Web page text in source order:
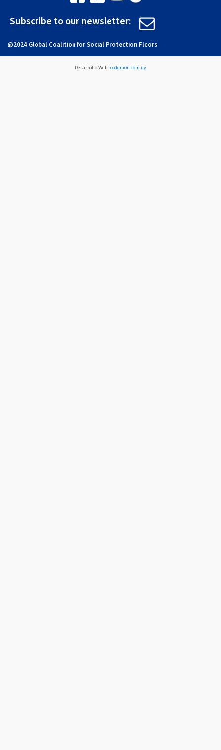
Subscribe to our newsletter:
@2024 Global Coalition for Social Protection Floors
Desarrollo Web:icodemon.com.uy